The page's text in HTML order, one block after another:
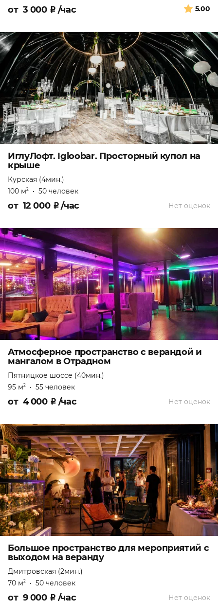
5.00
от 3 000 ₽ /час
ИглуЛофт. Igloobar. Просторный купол на
крыше
Курская (4мин.)
100 м2 • 50 человек
Нет оценок
от 12 000 ₽/час
Атмосферное пространство с верандой и
мангалом в Отрадном
Пятницкое шоссе (40мин.)
95 м2 • 55 человек
Нет оценок
от 4 000 ₽ /час
Большое пространство для мероприятий с
выходом на веранду
Дмитровская (2мин.)
70 м2 • 50 человек
Нет оценок
от 9 000 ₽ /час